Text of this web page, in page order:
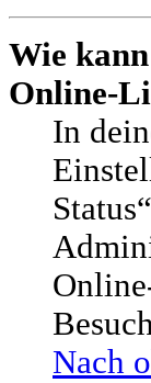
Wie
Online-
In
Nach